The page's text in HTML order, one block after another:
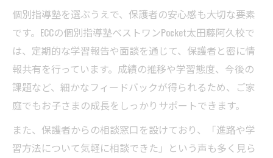
個別指導塾を選ぶうえで、保護者の安心感も大切な要素
です。ECCの個別指導塾ベストワンPocket太田藤阿久校で
は、定期的な学習報告や面談を通じて、保護者と密に情
報共有を行っています。成績の推移や学習態度、今後の
課題など、細かなフィードバックが得られるため、ご家
庭でもお子さまの成長をしっかりサポートできます。
また、保護者からの相談窓口を設けており、「進路や学
習方法について気軽に相談できた」という声も多く見ら